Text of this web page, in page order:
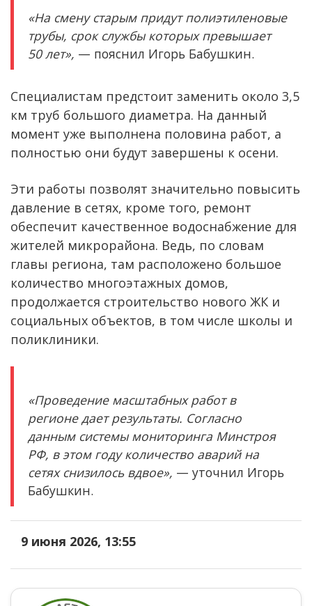
«На смену старым придут полиэтиленовые
трубы, срок службы которых превышает
50 лет», — пояснил Игорь Бабушкин.
Специалистам предстоит заменить около 3,5
км труб большого диаметра. На данный
момент уже выполнена половина работ, а
полностью они будут завершены к осени.
Эти работы позволят значительно повысить
давление в сетях, кроме того, ремонт
обеспечит качественное водоснабжение для
жителей микрорайона. Ведь, по словам
главы региона, там расположено большое
количество многоэтажных домов,
продолжается строительство нового ЖК и
социальных объектов, в том числе школы и
поликлиники.
«Проведение масштабных работ в
регионе дает результаты. Согласно
данным системы мониторинга Минстроя
РФ, в этом году количество аварий на
сетях снизилось вдвое», — уточнил Игорь
Бабушкин.
9 июня 2026, 13:55